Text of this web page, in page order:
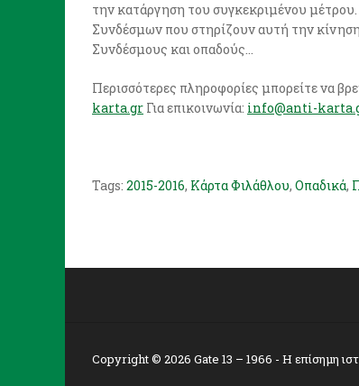
την κατάργηση του συγκεκριμένου
Συνδέσμων που στηρίζουν αυτή την
Συνδέσμους και οπαδούς…
Περισσότερες πληροφορίες μπορείτε να
karta.gr Για επικοινωνία: info@anti-
Tags: 2015-2016, Κάρτα Φιλάθλου, Οπαδικά,
Copyright © 2026 Gate 13 – 1966 - Η επίσημη